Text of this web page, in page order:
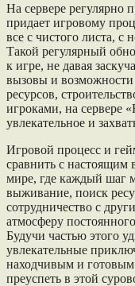
На сервере регулярно
придает игровому
все с чистого листа, с
Такой регулярный
к игре, не давая
вызовы и возможности
ресурсов,
игроками, на сервере
увлекательное и
Игровой процесс и
сравнить с настоящим
мире, где каждый шаг
выживание, поиск
сотрудничество с
атмосферу
Будучи частью этого
увлекательные
находчивым и
преуспеть в этой